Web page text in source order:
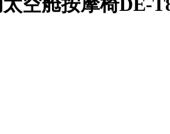
空舱按摩椅DE-